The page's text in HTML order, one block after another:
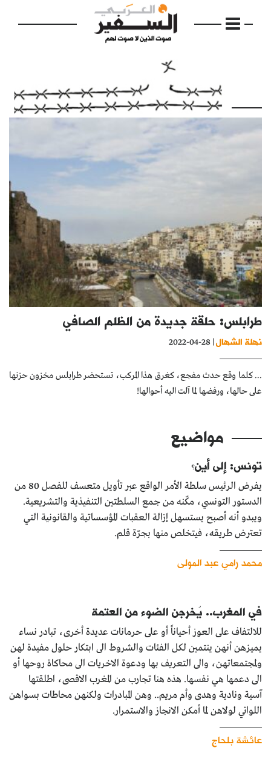
الرئيسية
دفاتر
بالصورة
كتّابنا
الأرشيف
طرابلس: حلقة جديدة من الظلم الصافي
نهلة الشهال | 28-04-2022
... كلما وقع حدث مفجع، كغرق هذا المركب، تستحضر طرابلس مخزون حزنها
على حالها، ورفضها لما آلت اليه أحوالها!
مواضيع
تونس: إلى أين؟
يفرض الرئيس سلطة الأمر الواقع عبر تأويل متعسف للفصل 80 من
الدستور التونسي، مكّنه من جمع السلطتين التنفيذية والتشريعية.
ويبدو أنه أصبح يستسهل إزالة العقبات المؤسساتية والقانونية التي
تعترض طريقه، فيتخلص منها بجرّة قلم.
محمد رامي عبد المولى
في المغرب.. يُخرجن الضوء من العتمة
للالتفاف على العوز أحياناً أو على حرمانات عديدة أخرى، تبادر نساء
يميزهن أنهن ينتمين لكل الفئات والشروط الى ابتكار حلول مفيدة لهن
ولمجتمعاتهن، والى التعريف بها ودعوة الاخريات الى محاكاة روحها أو
الى دعمها هي نفسها. هذه هنا تجارب من المغرب الاقصى، اطلقتها
آسية ونادية وهدى وأم مريم.. وهن المبادرات ولكنهن محاطات بسواهن
اللواتي لولاهن لما أمكن الانجاز والاستمرار.
عائشة بلحاج